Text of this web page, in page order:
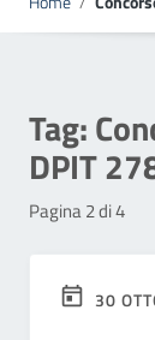
Tag:
DPIT
Pagina 2 di 4
30